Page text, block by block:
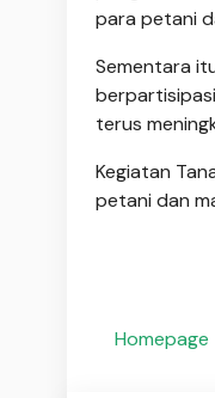
para petani
Sementara
terus
Kegiatan
petani dan
Homepage